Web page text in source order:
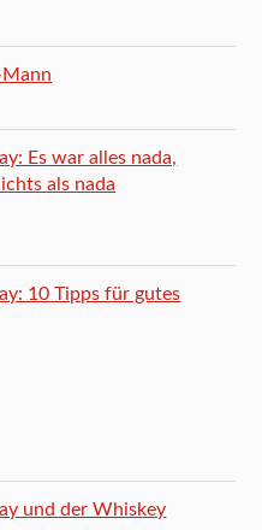
Mann
Es war alles nada,
als nada
10 Tipps für gutes
und der Whiskey